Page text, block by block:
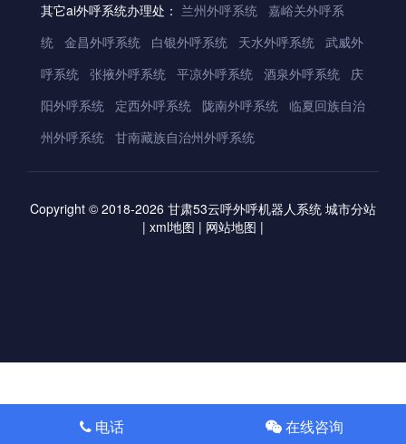
其它ai外呼系统办理处： 兰州外呼系统 嘉峪关外呼系
统 金昌外呼系统 白银外呼系统 天水外呼系统 武威外
呼系统 张掖外呼系统 平凉外呼系统 酒泉外呼系统
庆
阳外呼系统
定西外呼系统 陇南外呼系统
临夏回族自治
州外呼系统 甘南藏族自治州外呼系统
Copyright © 2018-2026 甘肃53云呼外呼机器人系统 城市分站
| xml地图 | 网站地图 |
电话 在线咨询
电话咨询 0元代办
电话咨询 免费测试